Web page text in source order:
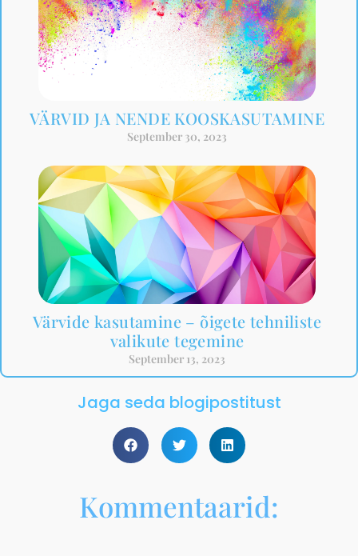
VÄRVID JA NENDE KOOSKASUTAMINE
September 30, 2023
Värvide kasutamine – õigete tehniliste
valikute tegemine
September 13, 2023
Jaga seda blogipostitust
Kommentaarid: